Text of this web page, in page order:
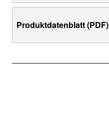
Produktdatenblatt (PDF)